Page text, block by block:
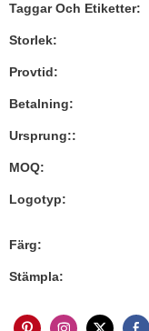
Taggar Och Etiketter:
Storlek:
Provtid:
Betalning:
Ursprung::
MOQ:
Logotyp:
Färg:
Stämpla: